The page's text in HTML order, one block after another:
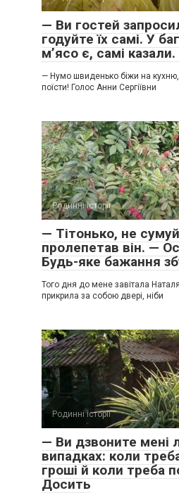
— Ви гостей
годуйте їх самі. У
м’ясо є, самі
— Нумо швиденько біжи на кухню,
поїсти! Голос Анни Сергіївни
Родинні історії
— Тітонько, не
пролепетав він. —
Будь-яке бажання
Того дня до мене завітала
прикрила за собою двері, ніби
Родинні історії
— Ви дзвоните мені
випадках: коли
гроші й коли треба
Досить